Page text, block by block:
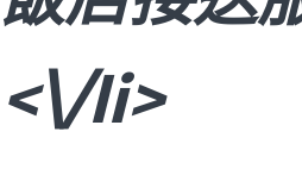
<\/li>